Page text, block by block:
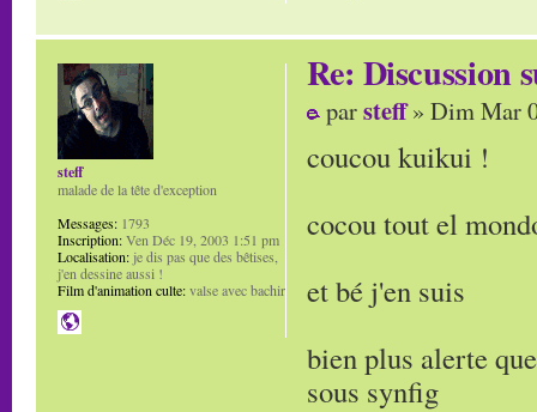
Re: Discussion
parsteff» Dim Mar
coucou kuikui !
cocou tout el
et bé j'en suis
bien plus alerte
sous synfig
steff
malade de la tête d'exception
Messages: 1793
Inscription:Ven Déc 19, 2003 1:51 pm
Localisation: je dis pas que des bêtises,
j'en dessine aussi !
Film d'animation culte:valse avec bachir